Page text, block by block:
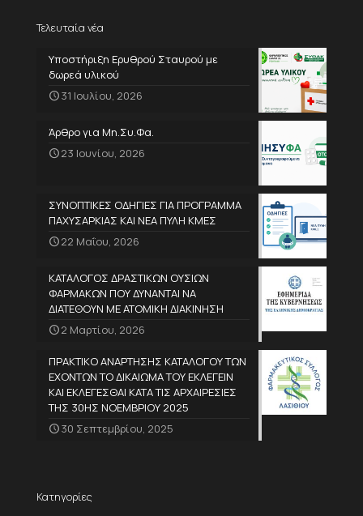
Τελευταία νέα
Υποστήριξη Ερυθρού Σταυρού με
δωρεά υλικού
31 Ιουλίου, 2026
Άρθρο για Μη.Συ.Φα.
23 Ιουνίου, 2026
ΣΥΝΟΠΤΙΚΕΣ ΟΔΗΓΙΕΣ ΓΙΑ ΠΡΟΓΡΑΜΜΑ
ΠΑΧΥΣΑΡΚΙΑΣ ΚΑΙ ΝΕΑ ΠΥΛΗ ΚΜΕΣ
22 Μαΐου, 2026
ΚΑΤΑΛΟΓΟΣ ΔΡΑΣΤΙΚΩΝ ΟΥΣΙΩΝ
ΦΑΡΜΑΚΩΝ ΠΟΥ ΔΥΝΑΝΤΑΙ ΝΑ
ΔΙΑΤΕΘΟΥΝ ΜΕ ΑΤΟΜΙΚΗ ΔΙΑΚΙΝΗΣΗ
2 Μαρτίου, 2026
ΠΡΑΚΤΙΚΟ ΑΝΑΡΤΗΣΗΣ ΚΑΤΑΛΟΓΟΥ ΤΩΝ
ΕΧΟΝΤΩΝ ΤΟ ΔΙΚΑΙΩΜΑ ΤΟΥ ΕΚΛΕΓΕΙΝ
ΚΑΙ ΕΚΛΕΓΕΣΘΑΙ ΚΑΤΑ ΤΙΣ ΑΡΧΑΙΡΕΣΙΕΣ
ΤΗΣ 30ΗΣ ΝΟΕΜΒΡΙΟΥ 2025
30 Σεπτεμβρίου, 2025
Κατηγορίες